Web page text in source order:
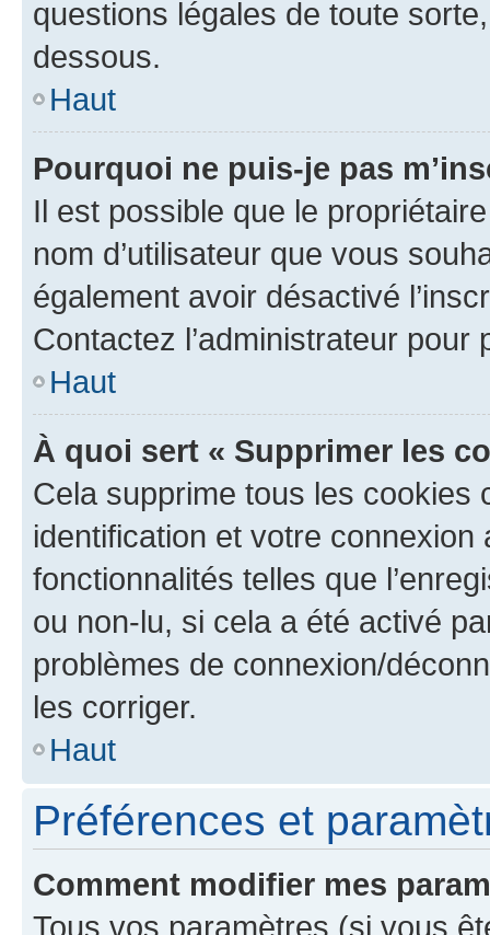
questions légales de toute
dessous.
Haut
Pourquoi ne puis-je pas
Il est possible que le
nom d’utilisateur que vous
également avoir désactivé
Contactez l’administrateur
Haut
À quoi sert « Supprimer les
Cela supprime tous les cookies
identification et votre
fonctionnalités telles que
ou non-lu, si cela a été activé
problèmes de connexion/
les corriger.
Haut
Préférences et
Comment modifier mes
Tous vos paramètres (si vous